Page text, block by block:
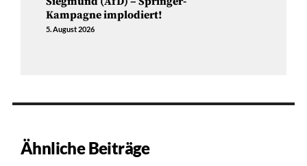
Kampagne implodiert!
5. August 2026
Ähnliche Beiträge